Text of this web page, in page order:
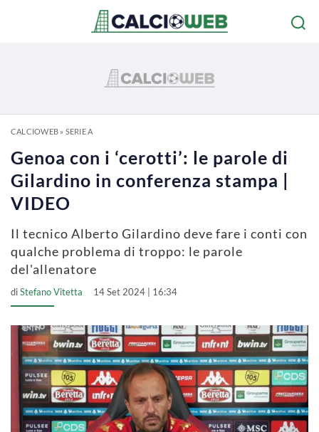
CALCIOWEB» SERIE A
Genoa con i ‘cerotti’: le parole di
Gilardino in conferenza stampa |
VIDEO
Il tecnico Alberto Gilardino deve fare i conti con
qualche problema di troppo: le parole
del'allenatore
diStefano Vitetta 14 Set 2024 | 16:34